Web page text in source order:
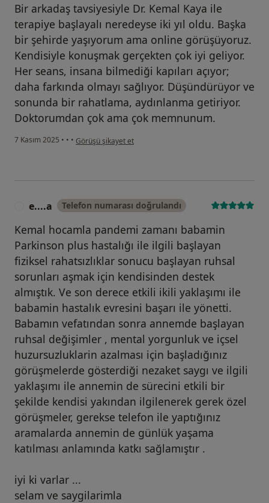
Bir arkadaş tavsiyesiyle Dr. Kemal Kaya ile
terapiye başlayalı neredeyse iki yıl oldu. Başka
bir şehirde yaşıyorum ama online görüşüyoruz.
Kendisiyle konuşmak gerçekten çok iyi geliyor.
Her seans, insana bilmediği kapıları açıyor;
daha farkında olmayı sağlıyor. Düşündürüyor ve
sonunda bir rahatlama, aydınlanma getiriyor.
Doktorumdan çok ama çok memnunum.
7 Kasım 2025 • • • kullanıcının görüşüne göre a.....
Görüşü şikayet et
e....a Telefon numarası doğrulandı
Kemal hocamla pandemi zamanı babamin
Parkinson plus hastalığı ile ilgili başlayan
fiziksel rahatsızlıklar sonucu başlayan ruhsal
sorunları aşmak için kendisinden destek
almıştık. Ve son derece etkili ikili yaklaşımı ile
babamin hastalık evresini başarı ile yönetti.
Babamın vefatından sonra annemde başlayan
ruhsal değişimler , mental yorgunluk ve içsel
huzursuzluklarin azalması için başladığınız
görüşmelerde gösterdiği nezaket saygı ve ilgili
yaklaşımı ile annemin de sürecini etkili bir
şekilde kendisi yakından ilgilenerek gerek özel
görüşmeler, gerekse telefon ile yaptığınız
aramalarda annemin de günlük yaşama
katılması anlamında katkı sağlamıştır .
iyi ki varlar ...
selam ve saygilarimla